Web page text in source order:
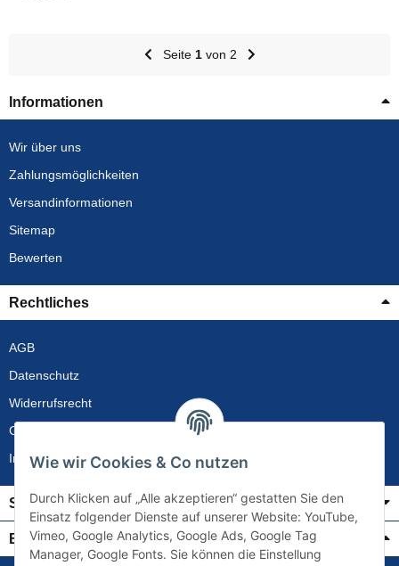
Seite 1von 2
Informationen
Wir über uns
Zahlungsmöglichkeiten
Versandinformationen
Sitemap
Bewerten
Rechtliches
AGB
Datenschutz
Widerrufsrecht
Gewährleistung
Impressum
Service
Bezahlung & Versand
Wie wir Cookies & Co nutzen
Durch Klicken auf „Alle akzeptieren“ gestatten Sie den
Einsatz folgender Dienste auf unserer Website: YouTube,
Vimeo, Google Analytics, Google Ads, Google Tag
Manager, Google Fonts. Sie können die Einstellung